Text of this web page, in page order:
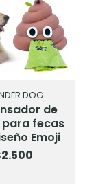
DOG
de
para fecas
Emoji